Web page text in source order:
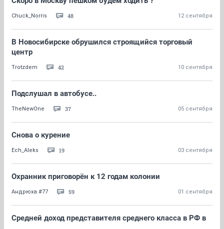
Chuck_Norris 48 12 сентября
В Новосибирске обрушился строящийся торговый
центр
Trotzdem 42 10 сентября
Подслушал в автобусе..
TheNewOne 37 05 сентября
Снова о курение
Ech_Aleks 19 03 сентября
Охранник приговорён к 12 годам колонии
Андрюха #77 59 01 сентября
Средней доход представителя среднего класса в РФ в